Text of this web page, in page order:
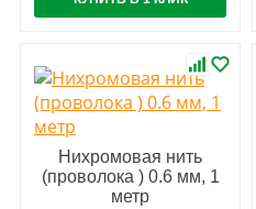
Нихромовая нить
(проволока ) 0.6 мм, 1
метр